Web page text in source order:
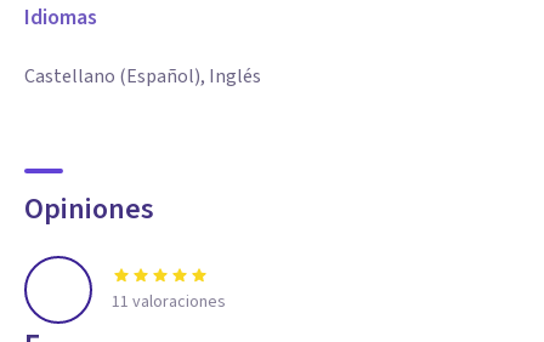
Idiomas
Castellano (Español), Inglés
Opiniones
11 valoraciones